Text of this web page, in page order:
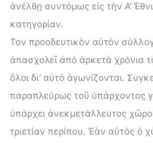
ἀνέλθῃ συντόμως εἰς τὴν Α’
κατηγορίαν.
Τον προοδευτικὸν αὐτὸν
ἀπασχολεῖ ἀπὸ ἀρκετὰ χρόνια
ὅλοι δι’ αὐτὸ ἀγωνίζονται.
παραπλεύρως τοῦ ὑπάρχοντος
ὑπάρχει ἀνεκμετάλλευτος
τριετίαν περίπου. Ἐὰν αὐτὸς ὁ